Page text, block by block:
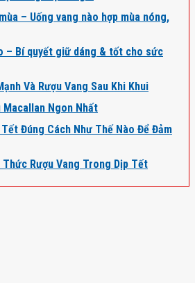
– Uống vang nào hợp mùa nóng,
– Bí quyết giữ dáng & tốt cho sức
Và Rượu Vang Sau Khi Khui
Macallan Ngon Nhất
Tết Đúng Cách Như Thế Nào Để Đảm
Thức Rượu Vang Trong Dịp Tết